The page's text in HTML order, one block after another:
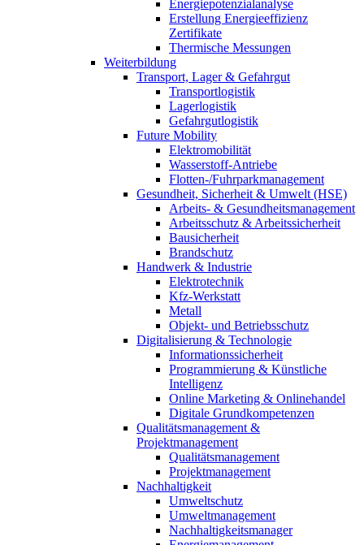
Energiepotenzialanalyse
Erstellung Energieeffizienz
Zertifikate
Thermische Messungen
Weiterbildung
Transport, Lager & Gefahrgut
Transportlogistik
Lagerlogistik
Gefahrgutlogistik
Future Mobility
Elektromobilität
Wasserstoff-Antriebe
Flotten-/Fuhrparkmanagement
Gesundheit, Sicherheit & Umwelt (HSE)
Arbeits- & Gesundheitsmanagement
Arbeitsschutz & Arbeitssicherheit
Bausicherheit
Brandschutz
Handwerk & Industrie
Elektrotechnik
Kfz-Werkstatt
Metall
Objekt- und Betriebsschutz
Digitalisierung & Technologie
Informationssicherheit
Programmierung & Künstliche
Intelligenz
Online Marketing & Onlinehandel
Digitale Grundkompetenzen
Qualitätsmanagement &
Projektmanagement
Qualitätsmanagement
Projektmanagement
Nachhaltigkeit
Umweltschutz
Umweltmanagement
Nachhaltigkeitsmanager